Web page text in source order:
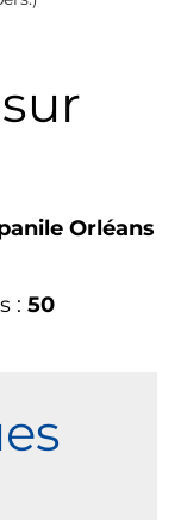
Orléans
: 50